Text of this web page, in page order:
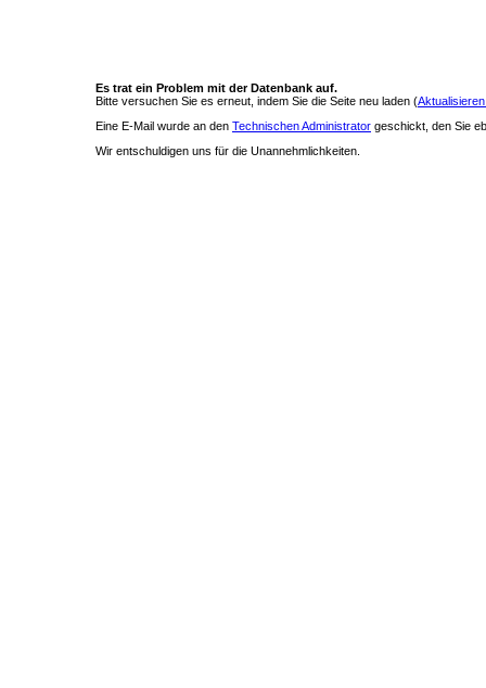
Es trat ein Problem mit der Datenbank auf.
Bitte versuchen Sie es erneut, indem Sie die Seite neu laden (
Eine E-Mail wurde an den Technischen Administrator geschickt, den Sie
Wir entschuldigen uns für die Unannehmlichkeiten.